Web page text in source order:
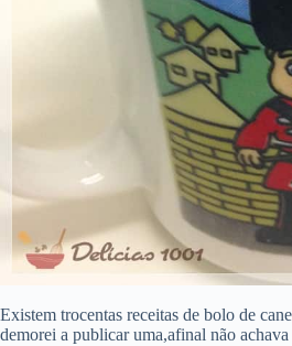
Existem trocentas receitas de bolo de
demorei a publicar uma,afinal não